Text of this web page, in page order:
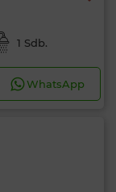
1 Sdb.
WhatsApp